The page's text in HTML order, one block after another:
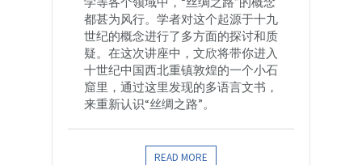
都甚为风行。学者对这个起源于十九
世纪的概念进行了多方面的探讨和质
疑。在这次讲座中，文欣将带你进入
十世纪中国西北重镇敦煌的一个小石
窟里，通过这里发现的多语言文书，
来重新认识“丝绸之路”。
READ MORE